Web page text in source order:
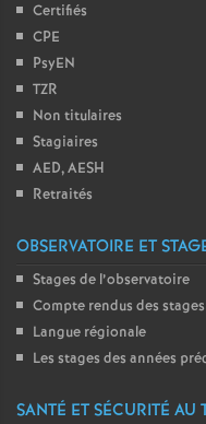
Certifiés
CPE
PsyEN
TZR
Non titulaires
Stagiaires
AED, AESH
Retraités
OBSERVATOIRE ET
Stages de l’observatoire
Compte rendus des
Langue régionale
Les stages des années
SANTÉ ET SÉCURITÉ AU